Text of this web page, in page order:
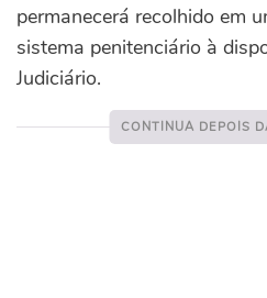
permanecerá recolhido em
sistema penitenciário à
Judiciário.